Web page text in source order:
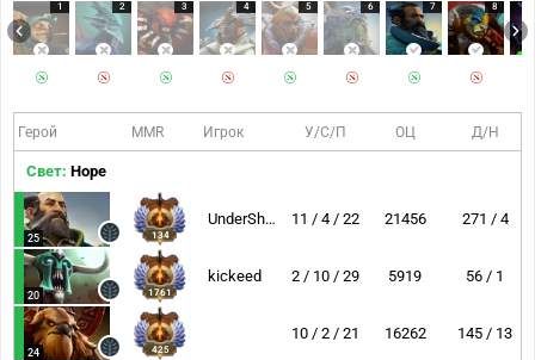
1 2 3 4 5 6 7 8
Герой MMR Игрок У/С/П ОЦ Д/Н
Свет: Hope
25 134
UnderShock 11 / 4 / 22 21456 271 / 4
20 1761
kickeed 2 / 10 / 29 5919 56 / 1
24 425
10 / 2 / 21 16262 145 / 13